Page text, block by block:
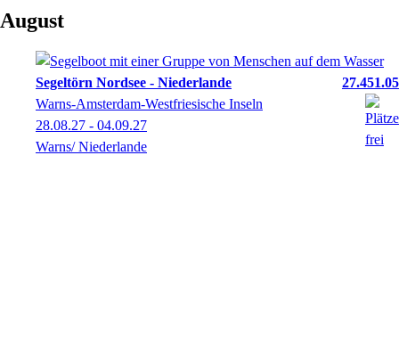
August
Segeltörn Nordsee - Niederlande
27.451.05
Warns-Amsterdam-Westfriesische Inseln
28.08.27 - 04.09.27
Warns/ Niederlande